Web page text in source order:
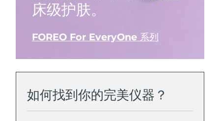
床级护肤。
FOREO For EveryOne 系列
如何找到你的完美仪器？